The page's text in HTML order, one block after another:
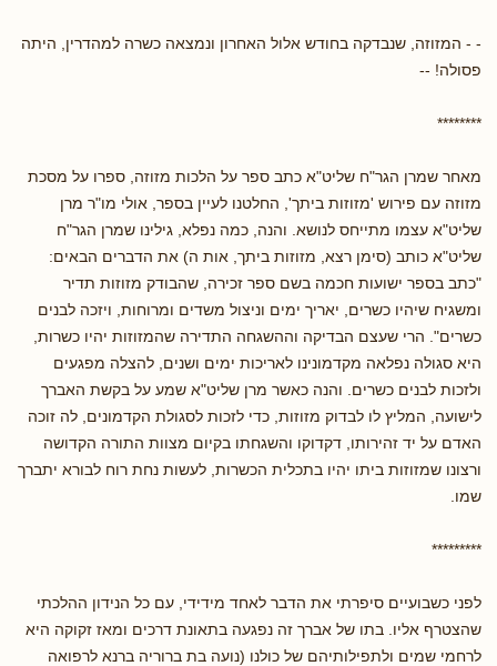
- - המזוזה, שנבדקה בחודש אלול האחרון ונמצאה כשרה למהדרין, היתה
פסולה! --
********
מאחר שמרן הגר"ח שליט"א כתב ספר על הלכות מזוזה, ספרו על מסכת
מזוזה עם פירוש 'מזוזות ביתך', החלטנו לעיין בספר, אולי מו"ר מרן
שליט"א עצמו מתייחס לנושא. והנה, כמה נפלא, גילינו שמרן הגר"ח
שליט"א כותב (סימן רצא, מזוזות ביתך, אות ה) את הדברים הבאים:
"כתב בספר ישועות חכמה בשם ספר זכירה, שהבודק מזוזות תדיר
ומשגיח שיהיו כשרים, יאריך ימים וניצול משדים ומרוחות, ויזכה לבנים
כשרים". הרי שעצם הבדיקה וההשגחה התדירה שהמזוזות יהיו כשרות,
היא סגולה נפלאה מקדמונינו לאריכות ימים ושנים, להצלה מפגעים
ולזכות לבנים כשרים. והנה כאשר מרן שליט"א שמע על בקשת האברך
לישועה, המליץ לו לבדוק מזוזות, כדי לזכות לסגולת הקדמונים, לה זוכה
האדם על יד זהירותו, דקדוקו והשגחתו בקיום מצוות התורה הקדושה
ורצונו שמזוזות ביתו יהיו בתכלית הכשרות, לעשות נחת רוח לבורא יתברך
שמו.
*********
לפני כשבועיים סיפרתי את הדבר לאחד מידידי, עם כל הנידון ההלכתי
שהצטרף אליו. בתו של אברך זה נפגעה בתאונת דרכים ומאז זקוקה היא
לרחמי שמים ולתפילותיהם של כולנו (נועה בת ברוריה ברנא לרפואה